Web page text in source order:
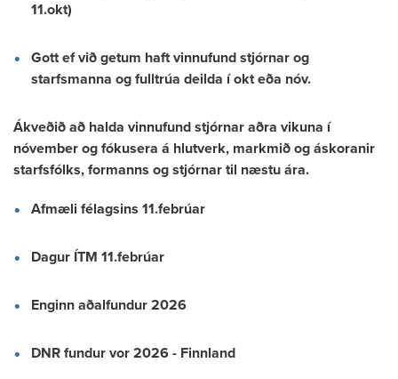
11.okt)
Gott ef við getum haft vinnufund stjórnar og
starfsmanna og fulltrúa deilda í okt eða nóv.
Ákveðið að halda vinnufund stjórnar aðra vikuna í
nóvember og fókusera á hlutverk, markmið og áskoranir
starfsfólks, formanns og stjórnar til næstu ára.
Afmæli félagsins 11.febrúar
Dagur ÍTM 11.febrúar
Enginn aðalfundur 2026
DNR fundur vor 2026 - Finnland